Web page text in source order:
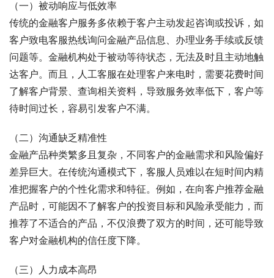
（一）被动响应与低效率
传统的金融客户服务多依赖于客户主动发起咨询或投诉，如
客户致电客服热线询问金融产品信息、办理业务手续或反馈
问题等。金融机构处于被动等待状态，无法及时且主动地触
达客户。而且，人工客服在处理客户来电时，需要花费时间
了解客户背景、查询相关资料，导致服务效率低下，客户等
待时间过长，容易引发客户不满。
（二）沟通缺乏精准性
金融产品种类繁多且复杂，不同客户的金融需求和风险偏好
差异巨大。在传统沟通模式下，客服人员难以在短时间内精
准把握客户的个性化需求和特征。例如，在向客户推荐金融
产品时，可能因不了解客户的投资目标和风险承受能力，而
推荐了不适合的产品，不仅浪费了双方的时间，还可能导致
客户对金融机构的信任度下降。
（三）人力成本高昂